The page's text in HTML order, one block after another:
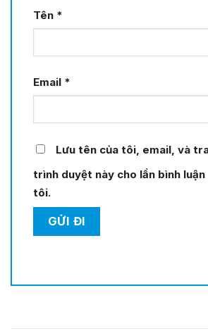
Tên *
Email *
Lưu tên của tôi, email, và
trình duyệt này cho lần bình
tôi.